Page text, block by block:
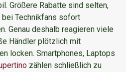
Größere Rabatte sind selten,
Technikfans sofort
Genau deshalb reagieren viele
Händler plötzlich mit
locken. Smartphones, Laptops
zählen schließlich zu